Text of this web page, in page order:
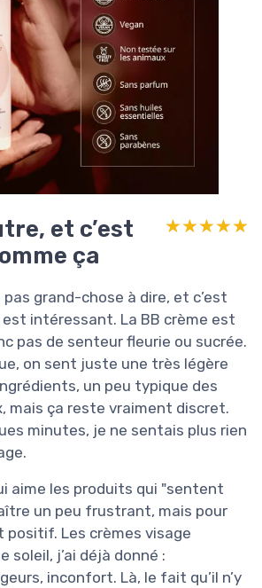
et c’est
ça
★★★★★
★★★★★
pas grand-chose à dire, et c’est
intéressant. La BB crème est
pas de senteur fleurie ou sucrée.
on sent juste une très légère
un peu typique des
mais ça reste vraiment discret.
minutes, je ne sentais plus rien
aime les produits qui "sentent
un peu frustrant, mais pour
positif. Les crèmes visage
soleil, j’ai déjà donné :
inconfort. Là, le fait qu’il n’y